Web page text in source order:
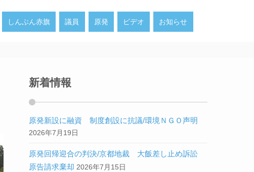
しんぶん赤旗 議員 原発 ビデオ お知らせ
新着情報
原発新設に融資 制度創設に抗議/環境ＮＧＯ声明
2026年7月19日
原発回帰迎合の判決/京都地裁 大飯差し止め訴訟
原告請求棄却 2026年7月15日